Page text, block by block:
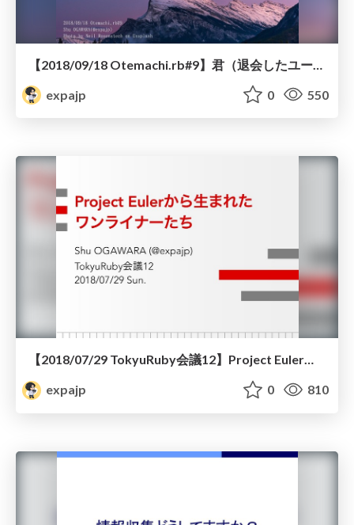
expajp
0 550
【2018/07/29 TokyuRuby会議12】Project Eulerから生まれたワンライナーたち
expajp
0 810